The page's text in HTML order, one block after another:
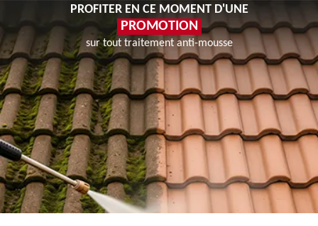
PROFITER EN CE MOMENT D'UNE
PROMOTION
sur tout traitement anti-mousse